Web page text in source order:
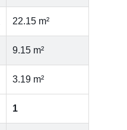
22.15 m²
9.15 m²
3.19 m²
1